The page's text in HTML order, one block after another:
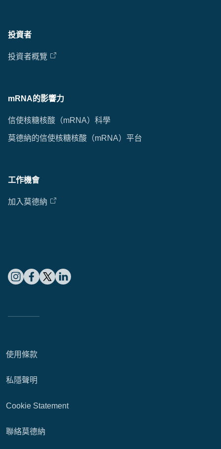
投資者
投資者概覽
mRNA的影響力
信使核糖核酸（mRNA）科學
莫德納的信使核糖核酸（mRNA）平台
工作機會
加入莫德納
使用條款
私隱聲明
Cookie Statement
聯絡莫德納